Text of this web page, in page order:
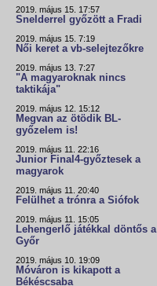
2019. május 15. 17:57
Snelderrel győzött a Fradi
2019. május 15. 7:19
Női keret a vb-selejtezőkre
2019. május 13. 7:27
"A magyaroknak nincs
taktikája"
2019. május 12. 15:12
Megvan az ötödik BL-
győzelem is!
2019. május 11. 22:16
Junior Final4-győztesek a
magyarok
2019. május 11. 20:40
Felülhet a trónra a Siófok
2019. május 11. 15:05
Lehengerlő játékkal döntős a
Győr
2019. május 10. 19:09
Móváron is kikapott a
Békéscsaba